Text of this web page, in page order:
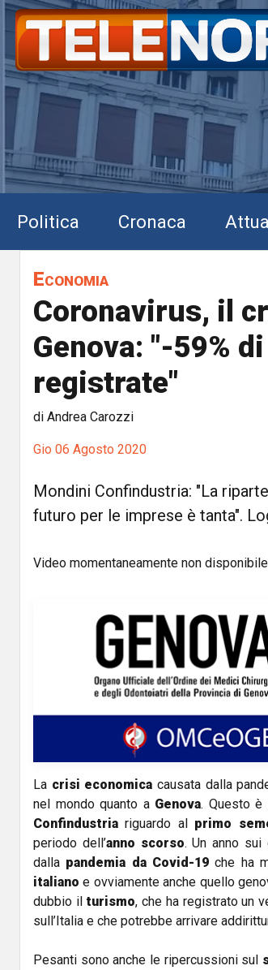
Politica Cronaca
Economia
Coronavirus, il
Genova: "-59%
registrate"
di Andrea Carozzi
Gio 06 Agosto 2020
Mondini Confindustria: "La
futuro per le imprese è tanta".
Video momentaneamente non
La crisi economica causata dalla
nel mondo quanto a Genova. Questo è
Confindustria riguardo alprimo
periodo dell’anno scorso. Un anno
dalla pandemia da Covid-19 che ha
italiano e ovviamente anche quello
dubbio ilturismo, che ha registrato un
sull’Italia e che potrebbe arrivare
Pesanti sono anche le ripercussioni sul